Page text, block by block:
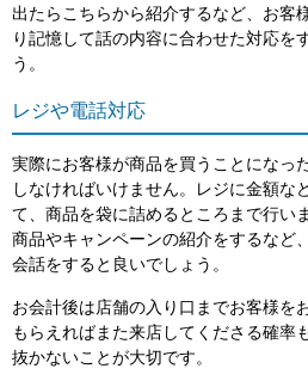
出たらこちらから紹介するなど、お客
り記憶して話の内容に合わせた対応を
う。
レジや電話対応
実際にお客様が商品を買うことになっ
しなければいけません。レジに金額な
て、商品を袋に詰めるところまで行い
商品やキャンペーンの紹介をするなど
会話をすると良いでしょう。
お会計後は店舗の入り口までお客様を
もらえればまた来店してくださる確率
抜かないことが大切です。